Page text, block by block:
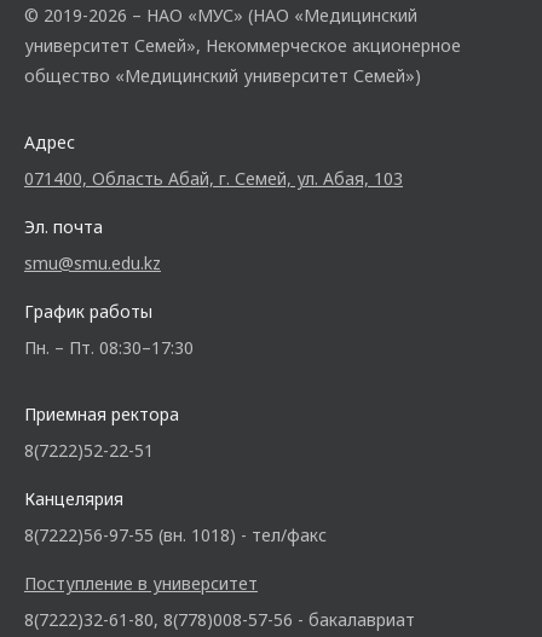
© 2019-2026 – НАО «МУС» (НАО «Медицинский
университет Семей», Некоммерческое акционерное
общество «Медицинский университет Семей»)
Адрес
071400, Область Абай, г. Семей, ул. Абая, 103
Эл. почта
smu@smu.edu.kz
График работы
Пн. – Пт. 08:30–17:30
Приемная ректора
8(7222)52-22-51
Канцелярия
8(7222)56-97-55 (вн. 1018) - тел/факс
Поступление в университет
8(7222)32-61-80, 8(778)008-57-56 - бакалавриат